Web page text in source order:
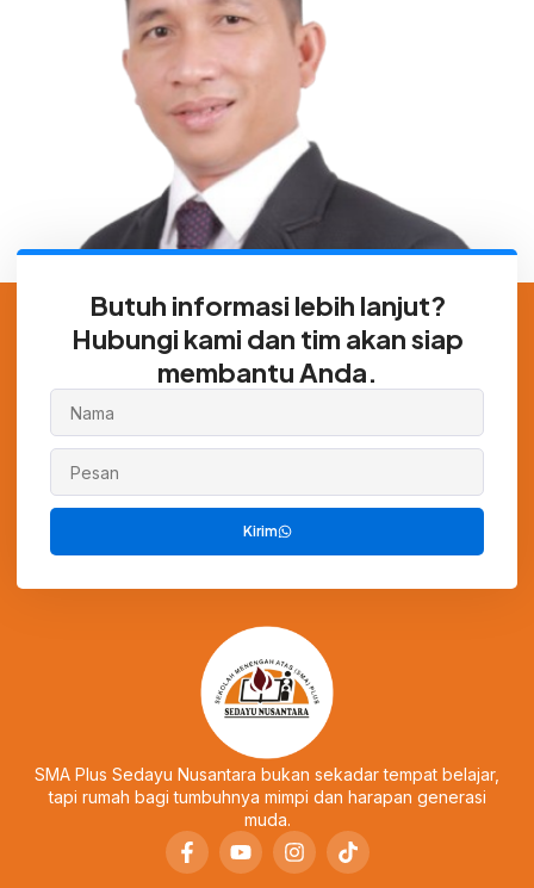
Butuh informasi lebih lanjut?
Hubungi kami dan tim akan siap
membantu Anda.
Kirim
SMA Plus Sedayu Nusantara bukan sekadar tempat belajar,
tapi rumah bagi tumbuhnya mimpi dan harapan generasi
muda.